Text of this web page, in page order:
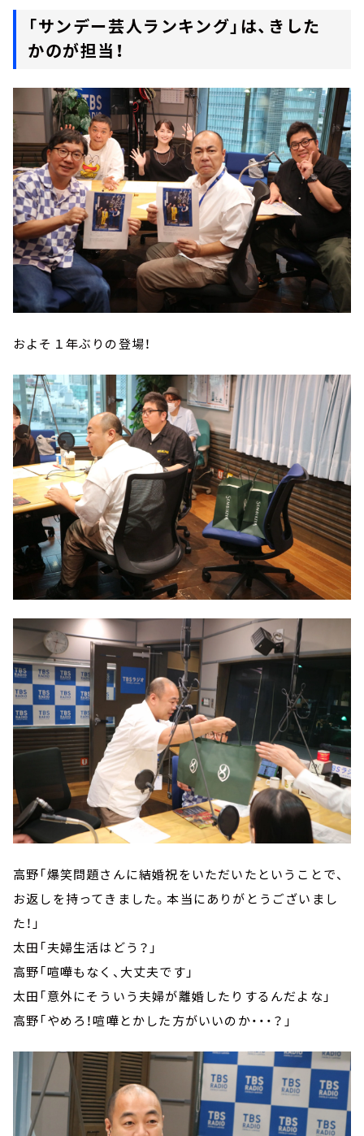
「サンデー芸人ランキング」は、きした
かのが担当！
およそ１年ぶりの登場！
高野「爆笑問題さんに結婚祝をいただいたということで、
お返しを持ってきました。本当にありがとうございまし
た！」
太田「夫婦生活はどう？」
高野「喧嘩もなく、大丈夫です」
太田「意外にそういう夫婦が離婚したりするんだよな」
高野「やめろ！喧嘩とかした方がいいのか・・・？」